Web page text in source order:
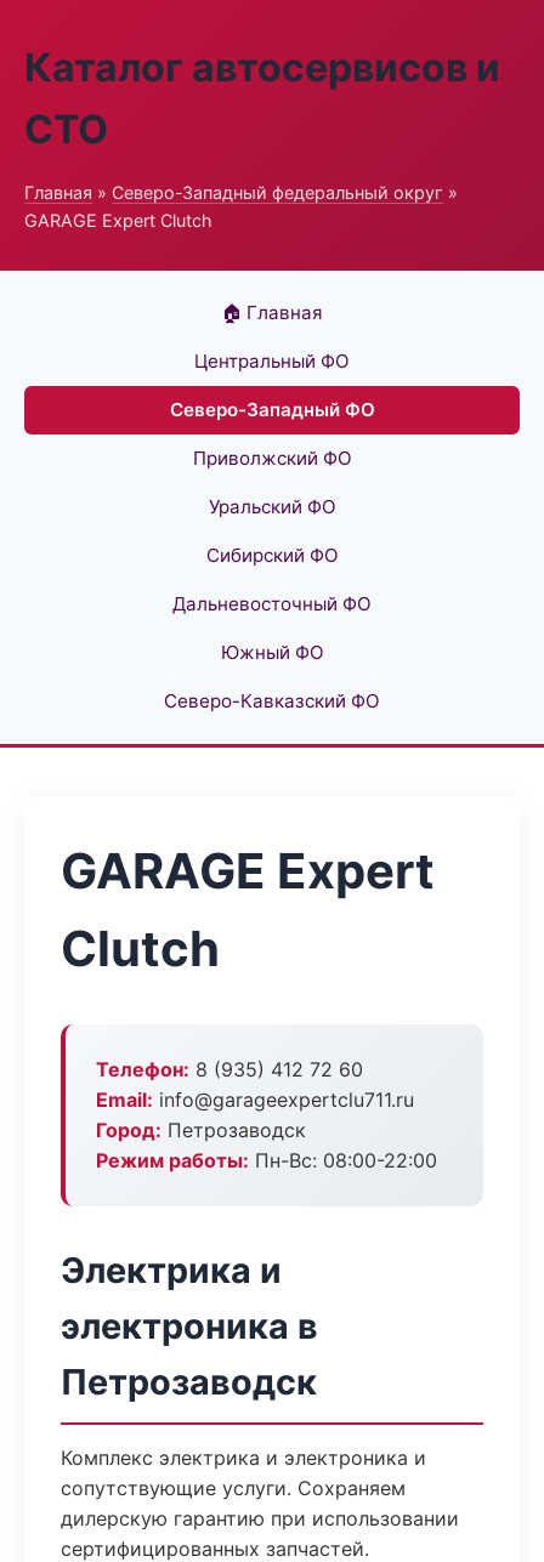
Каталог автосервисов и
СТО
Главная » Северо-Западный федеральный округ »
GARAGE Expert Clutch
🏠 Главная
Центральный ФО
Северо-Западный ФО
Приволжский ФО
Уральский ФО
Сибирский ФО
Дальневосточный ФО
Южный ФО
Северо-Кавказский ФО
GARAGE Expert
Clutch
Телефон: 8 (935) 412 72 60
Email: info@garageexpertclu711.ru
Город: Петрозаводск
Режим работы: Пн-Вс: 08:00-22:00
Электрика и
электроника в
Петрозаводск
Комплекс электрика и электроника и
сопутствующие услуги. Сохраняем
дилерскую гарантию при использовании
сертифицированных запчастей.